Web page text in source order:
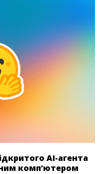
AI-агента
комп’ютером